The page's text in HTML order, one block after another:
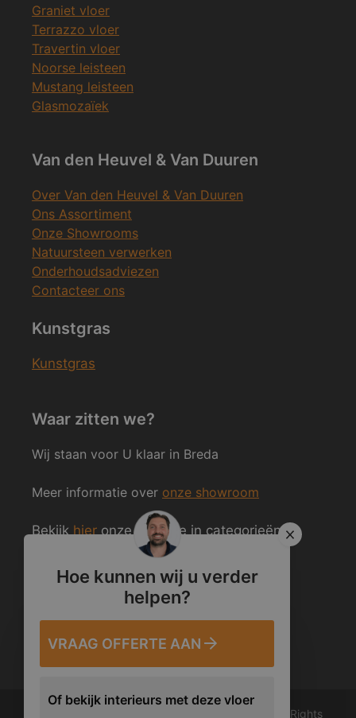
Hoe kunnen wij u verder
helpen?
VRAAG OFFERTE AAN
Of bekijk interieurs met deze vloer
Graniet vloer
Terrazzo vloer
Travertin vloer
Noorse leisteen
Mustang leisteen
Glasmozaïek
Van den Heuvel & Van Duuren
Over Van den Heuvel & Van Duuren
Ons Assortiment
Onze Showrooms
Natuursteen verwerken
Onderhoudsadviezen
Contacteer ons
Kunstgras
Kunstgras
Waar zitten we?
Wij staan voor U klaar in Breda
Meer informatie over onze showroom
Bekijkhieronze website in categorieën
Volg ons ook op Social Media
© 2012 – 2026 Van den Heuvel & Van Duuren. All Rights